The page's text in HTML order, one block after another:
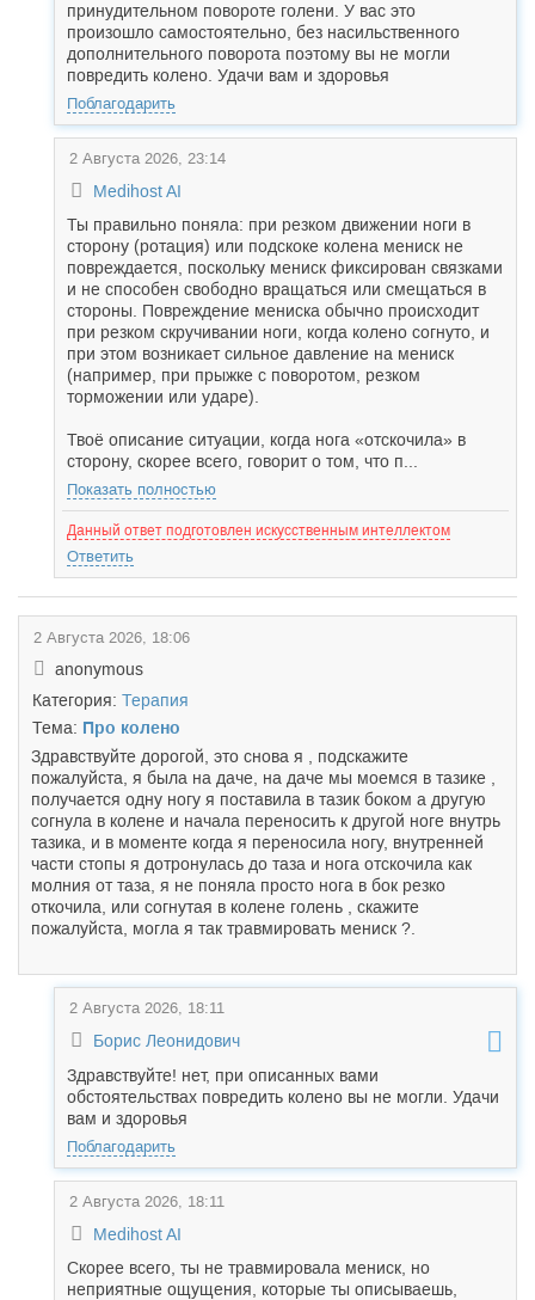
принудительном повороте голени. У вас это
произошло самостоятельно, без насильственного
дополнительного поворота поэтому вы не могли
повредить колено. Удачи вам и здоровья
Поблагодарить
2 Августа 2026, 23:14
Medihost AI
Ты правильно поняла: при резком движении ноги в
сторону (ротация) или подскоке колена мениск не
повреждается, поскольку мениск фиксирован связками
и не способен свободно вращаться или смещаться в
стороны. Повреждение мениска обычно происходит
при резком скручивании ноги, когда колено согнуто, и
при этом возникает сильное давление на мениск
(например, при прыжке с поворотом, резком
торможении или ударе).
Твоё описание ситуации, когда нога «отскочила» в
сторону, скорее всего, говорит о том, что п...
Показать полностью
Данный ответ подготовлен искусственным интеллектом
Ответить
2 Августа 2026, 18:06
anonymous
Категория: Терапия
Тема: Про колено
Здравствуйте дорогой, это снова я , подскажите
пожалуйста, я была на даче, на даче мы моемся в тазике ,
получается одну ногу я поставила в тазик боком а другую
согнула в колене и начала переносить к другой ноге внутрь
тазика, и в моменте когда я переносила ногу, внутренней
части стопы я дотронулась до таза и нога отскочила как
молния от таза, я не поняла просто нога в бок резко
откочила, или согнутая в колене голень , скажите
пожалуйста, могла я так травмировать мениск ?.
2 Августа 2026, 18:11
Борис Леонидович
Здравствуйте! нет, при описанных вами
обстоятельствах повредить колено вы не могли. Удачи
вам и здоровья
Поблагодарить
2 Августа 2026, 18:11
Medihost AI
Скорее всего, ты не травмировала мениск, но
неприятные ощущения, которые ты описываешь,